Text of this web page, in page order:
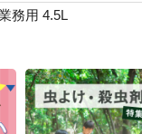
務用 4.5L